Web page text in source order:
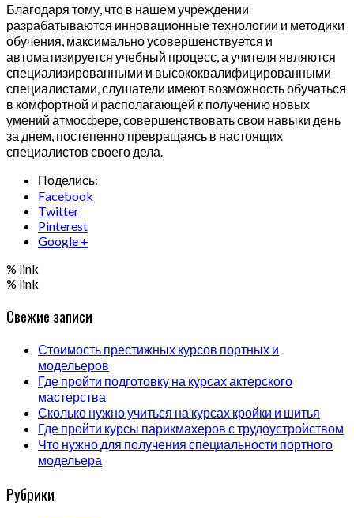
Благодаря тому, что в нашем учреждении
разрабатываются инновационные технологии и методики
обучения, максимально усовершенствуется и
автоматизируется учебный процесс, а учителя являются
специализированными и высококвалифицированными
специалистами, слушатели имеют возможность обучаться
в комфортной и располагающей к получению новых
умений атмосфере, совершенствовать свои навыки день
за днем, постепенно превращаясь в настоящих
специалистов своего дела.
Поделись:
Facebook
Twitter
Pinterest
Google +
% link
% link
Свежие записи
Стоимость престижных курсов портных и
модельеров
Где пройти подготовку на курсах актерского
мастерства
Сколько нужно учиться на курсах кройки и шитья
Где пройти курсы парикмахеров с трудоустройством
Что нужно для получения специальности портного
модельера
Рубрики